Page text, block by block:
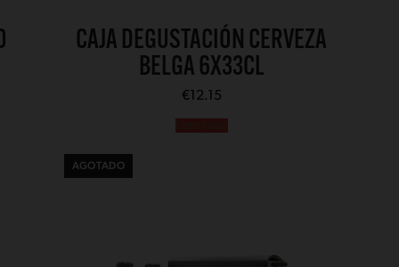
CAJA DEGUSTACIÓN CERVEZA
BELGA 6X33CL
€12.15
AGOTADO